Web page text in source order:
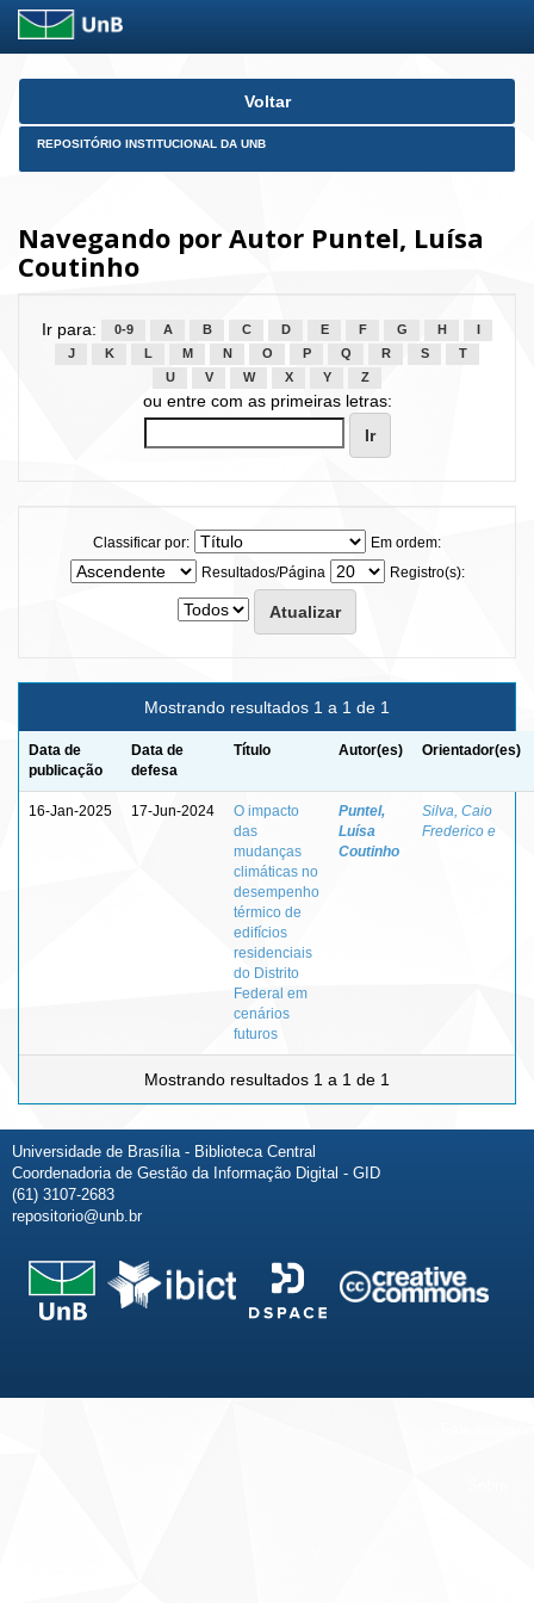
Skip
Voltar
REPOSITÓRIO INSTITUCIONAL DA UNB
Navegando por Autor Puntel, Luísa
Coutinho
Ir para: 0-9 A B C D E F G H
J
K L M N O P Q R S
T
U
V W X Y Z
ou entre com as primeiras letras:
Classificar por:
Em ordem:
Resultados/Página
Registro(s):
Mostrando resultados 1 a 1 de 1
Data de
publicação
Data de
defesa
Título Autor(es) Orientador(es)
16-Jan-2025 17-Jun-2024
O impacto
das
mudanças
climáticas no
desempenho
térmico de
edifícios
residenciais
do Distrito
Federal em
cenários
futuros
Puntel,
Luísa
Coutinho
Silva, Caio
Frederico e
Mostrando resultados 1 a 1 de 1
Universidade de Brasília - Biblioteca Central
Coordenadoria de Gestão da Informação Digital - GID
(61) 3107-2683
repositorio@unb.br